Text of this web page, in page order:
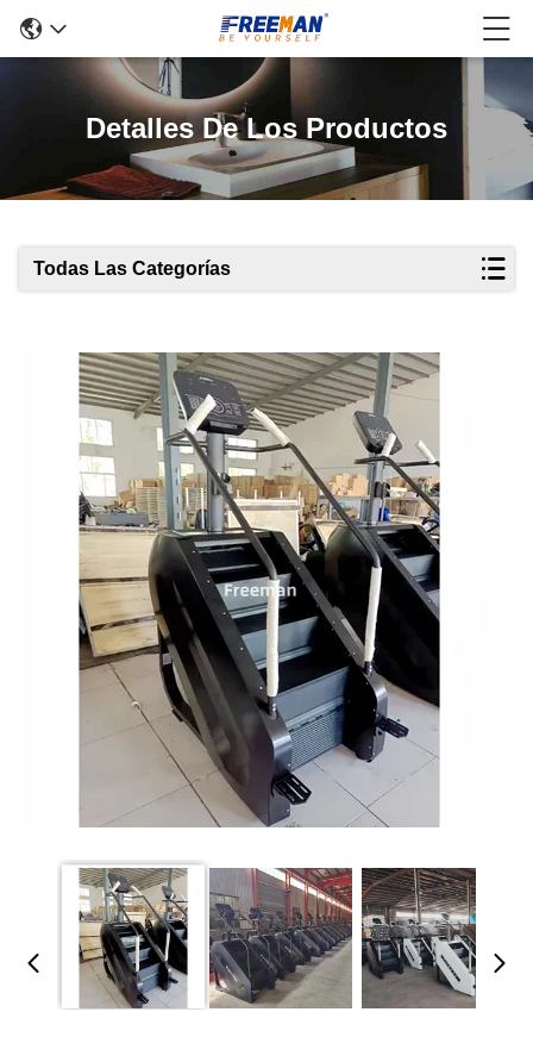
Detalles De Los Productos
Todas Las Categorías